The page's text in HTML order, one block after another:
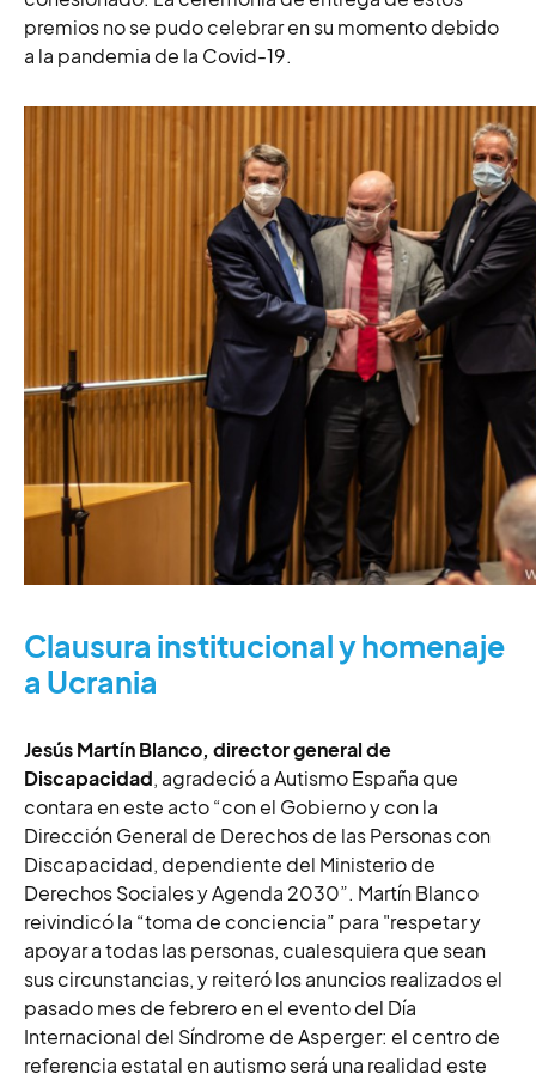
premios no se pudo celebrar en su momento debido
a la pandemia de la Covid-19.
Clausura institucional y homenaje
a Ucrania
Jesús Martín Blanco, director general de
Discapacidad, agradeció a Autismo España que
contara en este acto “con el Gobierno y con la
Dirección General de Derechos de las Personas con
Discapacidad, dependiente del Ministerio de
Derechos Sociales y Agenda 2030”. Martín Blanco
reivindicó la “toma de conciencia” para "respetar y
apoyar a todas las personas, cualesquiera que sean
sus circunstancias, y reiteró los anuncios realizados el
pasado mes de febrero en el evento del Día
Internacional del Síndrome de Asperger: el centro de
referencia estatal en autismo será una realidad este